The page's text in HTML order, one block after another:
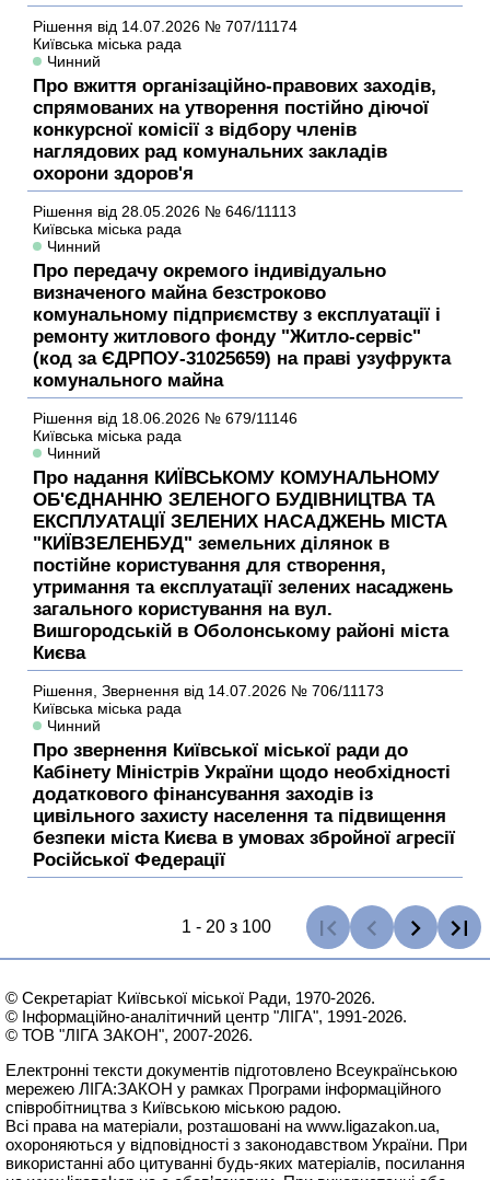
Рішення від 14.07.2026 № 707/11174
Київська міська рада
Чинний
Про вжиття організаційно-правових заходів,
спрямованих на утворення постійно діючої
конкурсної комісії з відбору членів
наглядових рад комунальних закладів
охорони здоров'я
Рішення від 28.05.2026 № 646/11113
Київська міська рада
Чинний
Про передачу окремого індивідуально
визначеного майна безстроково
комунальному підприємству з експлуатації і
ремонту житлового фонду "Житло-сервіс"
(код за ЄДРПОУ-31025659) на праві узуфрукта
комунального майна
Рішення від 18.06.2026 № 679/11146
Київська міська рада
Чинний
Про надання КИЇВСЬКОМУ КОМУНАЛЬНОМУ
ОБ'ЄДНАННЮ ЗЕЛЕНОГО БУДІВНИЦТВА ТА
ЕКСПЛУАТАЦІЇ ЗЕЛЕНИХ НАСАДЖЕНЬ МІСТА
"КИЇВЗЕЛЕНБУД" земельних ділянок в
постійне користування для створення,
утримання та експлуатації зелених насаджень
загального користування на вул.
Вишгородській в Оболонському районі міста
Києва
Рішення, Звернення від 14.07.2026 № 706/11173
Київська міська рада
Чинний
Про звернення Київської міської ради до
Кабінету Міністрів України щодо необхідності
додаткового фінансування заходів із
цивільного захисту населення та підвищення
безпеки міста Києва в умовах збройної агресії
Російської Федерації
1 - 20 з 100
© Секретаріат Київської міської Ради, 1970-2026.
© Інформаційно-аналітичний центр "ЛІГА", 1991-2026.
© ТОВ "ЛІГА ЗАКОН", 2007-2026.
Електронні тексти документів підготовлено Всеукраїнською
мережею ЛІГА:ЗАКОН у рамках Програми інформаційного
співробітництва з Київською міською радою.
Всі права на матеріали, розташовані на www.ligazakon.ua,
охороняються у відповідності з законодавством України. При
використанні або цитуванні будь-яких матеріалів, посилання